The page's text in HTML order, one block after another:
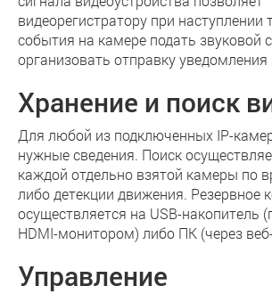
видеорегистратору при наступлении
события на камере подать звуковой
организовать отправку уведомления
Хранение и поиск
Для любой из подключенных IP-
нужные сведения. Поиск
каждой отдельно взятой камеры по
либо детекции движения. Резервное
осуществляется на USB-накопитель
HDMI-монитором) либо ПК (через
Управление